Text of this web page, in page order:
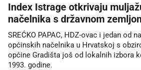
Index Istrage otkrivaju
načelnika s državnom
SREĆKO PAPAC, HDZ-ovac i jedan od
općinskih načelnika u Hrvatskoj s
općine Gradišta još od lokalnih izbora
1993. godine.